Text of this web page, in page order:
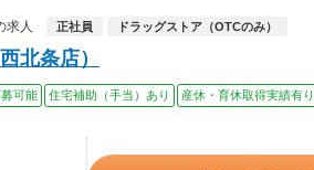
求人
正社員 ドラッグストア（OTCのみ）
北条店）
可能 住宅補助（手当）あり 産休・育休取得実績有り